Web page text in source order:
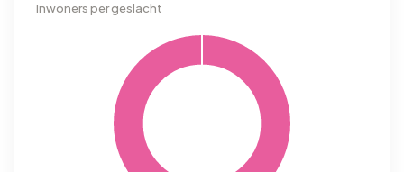
Inwoners per geslacht